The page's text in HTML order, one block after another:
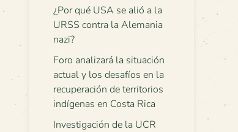
¿Por qué USA se alió a la
URSS contra la Alemania
nazi?
Foro analizará la situación
actual y los desafíos en la
recuperación de territorios
indígenas en Costa Rica
Investigación de la UCR